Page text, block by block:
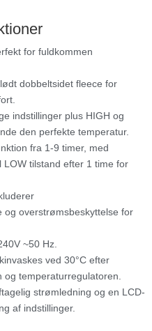
for fuldkommen
dobbeltsidet fleece for
indstillinger plus HIGH og
den perfekte temperatur.
fra 1-9 timer, med
tilstand efter 1 time for
og overstrømsbeskyttelse for
~50 Hz.
ved 30°C efter
temperaturregulatoren.
strømledning og en LCD-
af indstillinger.